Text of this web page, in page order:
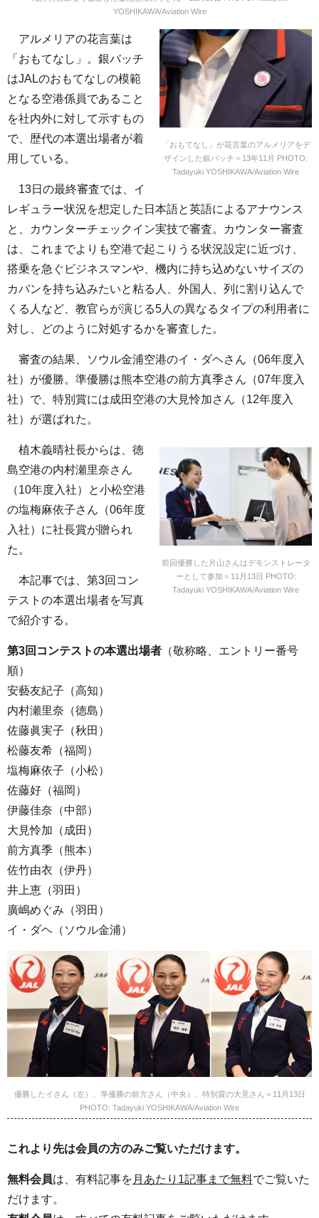
YOSHIKAWA/Aviation Wire
「おもてなし」が花言葉のアルメリアをデ
ザインした銀バッチ＝13年11月 PHOTO:
Tadayuki YOSHIKAWA/Aviation Wire
アルメリアの花言葉は
「おもてなし」。銀バッチ
はJALのおもてなしの模範
となる空港係員であること
を社内外に対して示すもの
で、歴代の本選出場者が着
用している。
13日の最終審査では、イ
レギュラー状況を想定した日本語と英語によるアナウンス
と、カウンターチェックイン実技で審査。カウンター審査
は、これまでよりも空港で起こりうる状況設定に近づけ、
搭乗を急ぐビジネスマンや、機内に持ち込めないサイズの
カバンを持ち込みたいと粘る人、外国人、列に割り込んで
くる人など、教官らが演じる5人の異なるタイプの利用者に
対し、どのように対処するかを審査した。
審査の結果、ソウル金浦空港のイ・ダヘさん（06年度入
社）が優勝。準優勝は熊本空港の前方真季さん（07年度入
社）で、特別賞には成田空港の大見怜加さん（12年度入
社）が選ばれた。
前回優勝した片山さんはデモンストレータ
ーとして参加＝11月13日 PHOTO:
Tadayuki YOSHIKAWA/Aviation Wire
植木義晴社長からは、徳
島空港の内村瀬里奈さん
（10年度入社）と小松空港
の塩梅麻依子さん（06年度
入社）に社長賞が贈られ
た。
本記事では、第3回コン
テストの本選出場者を写真
で紹介する。
第3回コンテストの本選出場者 （敬称略、エントリー番号
順）
安藝友紀子（高知）
内村瀬里奈（徳島）
佐藤眞実子（秋田）
松藤友希（福岡）
塩梅麻依子（小松）
佐藤好（福岡）
伊藤佳奈（中部）
大見怜加（成田）
前方真季（熊本）
佐竹由衣（伊丹）
井上恵（羽田）
廣嶋めぐみ（羽田）
イ・ダヘ（ソウル金浦）
優勝したイさん（左）、準優勝の前方さん（中央）、特別賞の大見さん＝11月13日
PHOTO: Tadayuki YOSHIKAWA/Aviation Wire
これより先は会員の方のみご覧いただけます。
無料会員は、有料記事を 月あたり1記事まで無料でご覧いた
だけます。